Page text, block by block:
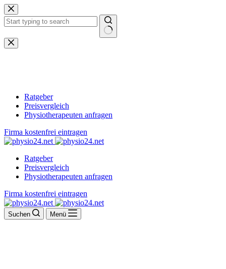
Zum
Inhalt
springen
Keine
Ergebnisse
Ratgeber
Preisvergleich
Physiotherapeuten anfragen
Firma kostenfrei eintragen
Ratgeber
Preisvergleich
Physiotherapeuten anfragen
Firma kostenfrei eintragen
Suchen Menü